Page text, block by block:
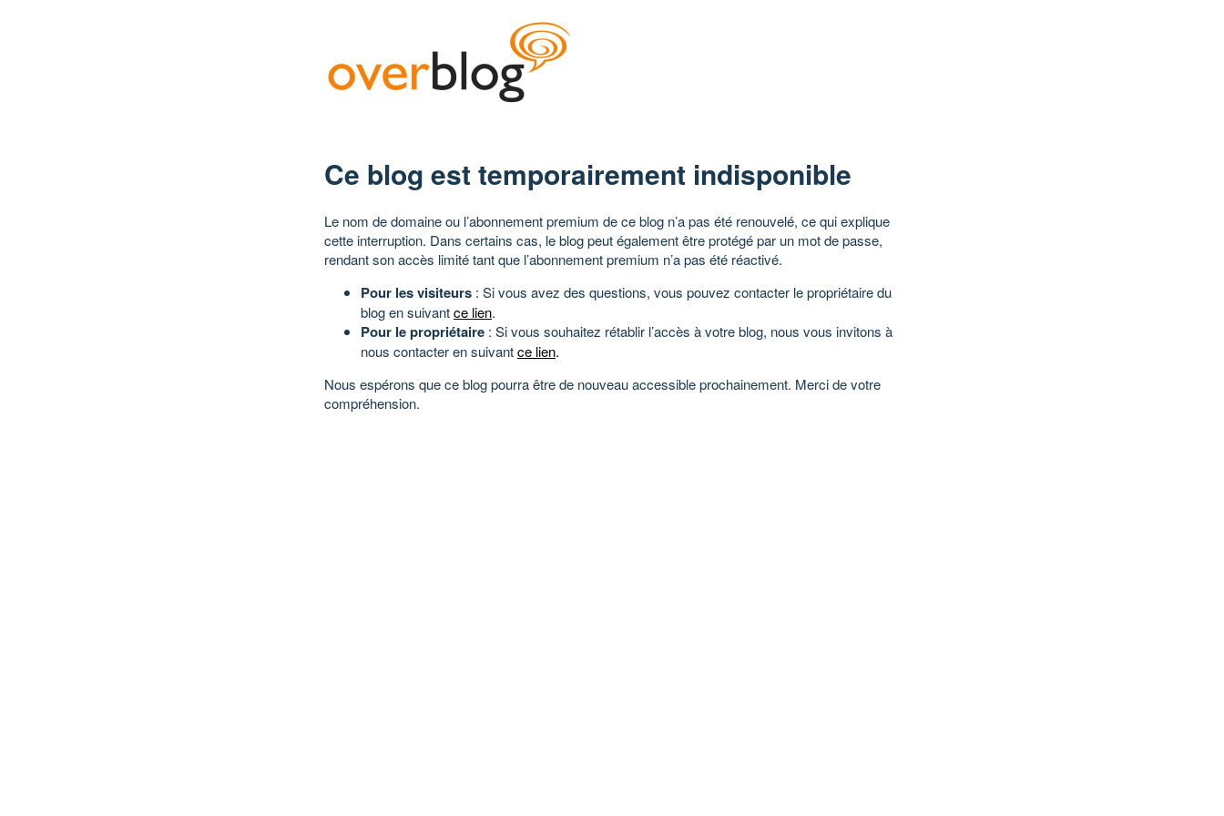
Ce blog est temporairement indisponible
Le nom de domaine ou l’abonnement premium de ce blog n’a pas été renouvelé, ce qui explique
cette interruption. Dans certains cas, le blog peut également être protégé par un mot de passe,
rendant son accès limité tant que l’abonnement premium n’a pas été réactivé.
Pour les visiteurs : Si vous avez des questions, vous pouvez contacter le propriétaire du
blog en suivantce lien.
Pour le propriétaire : Si vous souhaitez rétablir l’accès à votre blog, nous vous invitons à
nous contacter en suivantce lien.
Nous espérons que ce blog pourra être de nouveau accessible prochainement. Merci de votre
compréhension.